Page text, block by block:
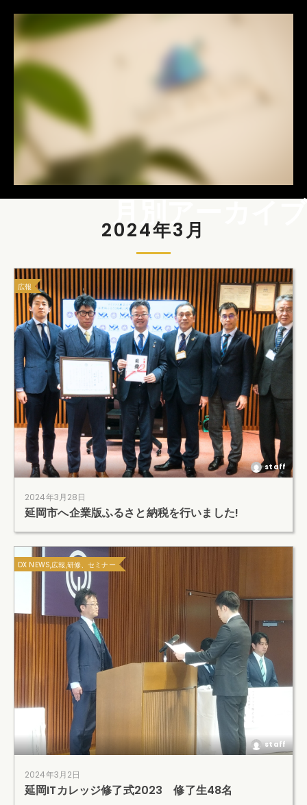
2024年3月
月別アーカイブ
広報
staff
2024年3月28日
延岡市へ企業版ふるさと納税を行いました!
DX NEWS,広報,研修、セミナー
staff
2024年3月2日
延岡ITカレッジ修了式2023 修了生48名